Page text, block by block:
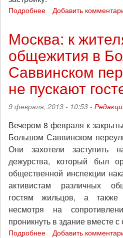
Подробнее
к
за
что
боролись
защитники
Варшавского
вокзала
в
Петербурге
Добавить
Москва: к
общежития в
Саввинском
не пускают
9 февраля, 2013 - 10:53 -
Вечером 8 февраля к
Большом Саввинском
Они захотели заступить
дежурства, который был
общественной инспекции
активистам различных
гостям жильцов, а также
несмотря на
проникнуть в здание вместе
Подробнее Добавить